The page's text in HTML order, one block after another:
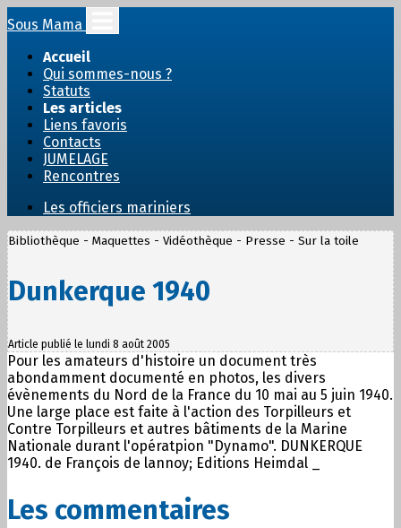
Sous Mama
Accueil
Qui sommes-nous ?
Statuts
Les articles
Liens favoris
Contacts
JUMELAGE
Rencontres
Les officiers mariniers
Bibliothèque - Maquettes - Vidéothèque - Presse - Sur la toile
Dunkerque 1940
Article publié le lundi 8 août 2005
Pour les amateurs d'histoire un document très
abondamment documenté en photos, les divers
évènements du Nord de la France du 10 mai au 5 juin 1940.
Une large place est faite à l'action des Torpilleurs et
Contre Torpilleurs et autres bâtiments de la Marine
Nationale durant l'opératpion "Dynamo". DUNKERQUE
1940. de François de lannoy; Editions Heimdal
Les commentaires